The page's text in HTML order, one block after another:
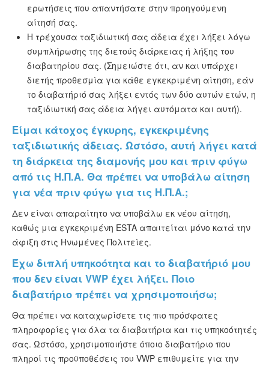
ερωτήσεις που απαντήσατε στην προηγούμενη
αίτησή σας.
Η τρέχουσα ταξιδιωτική σας άδεια έχει λήξει λόγω
συμπλήρωσης της διετούς διάρκειας ή λήξης του
διαβατηρίου σας. (Σημειώστε ότι, αν και υπάρχει
διετής προθεσμία για κάθε εγκεκριμένη αίτηση, εάν
το διαβατήριό σας λήξει εντός των δύο αυτών ετών, η
ταξιδιωτική σας άδεια λήγει αυτόματα και αυτή).
Είμαι κάτοχος έγκυρης, εγκεκριμένης
ταξιδιωτικής άδειας. Ωστόσο, αυτή λήγει κατά
τη διάρκεια της διαμονής μου και πριν φύγω
από τις Η.Π.Α. Θα πρέπει να υποβάλω αίτηση
για νέα πριν φύγω για τις Η.Π.Α.;
Δεν είναι απαραίτητο να υποβάλω εκ νέου αίτηση,
καθώς μια εγκεκριμένη ESTA απαιτείται μόνο κατά την
άφιξη στις Ηνωμένες Πολιτείες.
Έχω διπλή υπηκοότητα και το διαβατήριό μου
που δεν είναι VWP έχει λήξει. Ποιο
διαβατήριο πρέπει να χρησιμοποιήσω;
Θα πρέπει να καταχωρίσετε τις πιο πρόσφατες
πληροφορίες για όλα τα διαβατήρια και τις υπηκοότητές
σας. Ωστόσο, χρησιμοποιήστε όποιο διαβατήριο που
πληροί τις προϋποθέσεις του VWP επιθυμείτε για την